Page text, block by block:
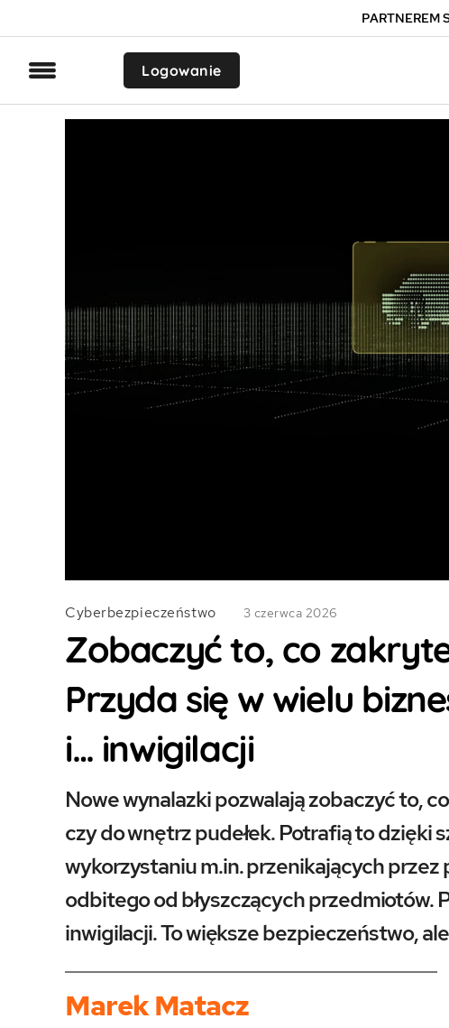
PARTNEREM
Logowanie
Cyberbezpieczeństwo 3 czerwca 2026
Zobaczyć to, co
Przyda się w wielu
i… inwigilacji
Nowe wynalazki pozwalają zobaczyć to,
czy do wnętrz pudełek. Potrafią to
wykorzystaniu m.in. przenikających przez
odbitego od błyszczących przedmiotów.
inwigilacji. To większe bezpieczeństwo,
Marek Matacz